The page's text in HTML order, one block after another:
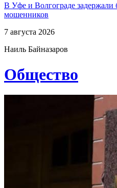
В Уфе и Волгограде задержали
мошенников
7 августа 2026
Наиль Байназаров
Общество